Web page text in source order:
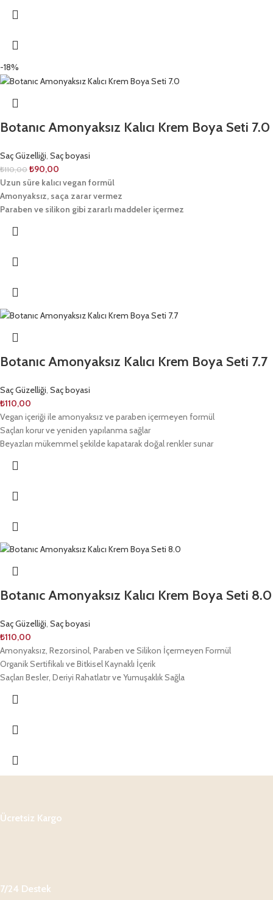
-18%
Botanıc Amonyaksız Kalıcı Krem Boya Seti 7.0
Saç Güzelliği, Saç boyasi
₺110,00 ₺90,00
Uzun süre kalıcı vegan formül
Amonyaksız, saça zarar vermez
Paraben ve silikon gibi zararlı maddeler içermez
Botanıc Amonyaksız Kalıcı Krem Boya Seti 7.7
Saç Güzelliği, Saç boyasi
₺110,00
Vegan içeriği ile amonyaksız ve paraben içermeyen formül
Saçları korur ve yeniden yapılanma sağlar
Beyazları mükemmel şekilde kapatarak doğal renkler sunar
Botanıc Amonyaksız Kalıcı Krem Boya Seti 8.0
Saç Güzelliği, Saç boyasi
₺110,00
Amonyaksız, Rezorsinol, Paraben ve Silikon İçermeyen Formül
Organik Sertifikalı ve Bitkisel Kaynaklı İçerik
Saçları Besler, Deriyi Rahatlatır ve Yumuşaklık Sağla
Ücretsiz Kargo
7/24 Destek